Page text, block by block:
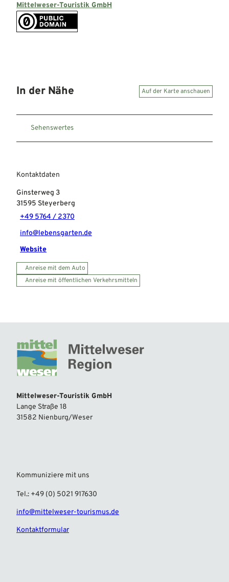
Mittelweser-Touristik GmbH
In der Nähe Auf der Karte anschauen
Sehenswertes
Kontaktdaten
Ginsterweg 3
31595 Steyerberg
+49 5764 / 2370
info@lebensgarten.de
Website
Anreise mit dem Auto
Anreise mit öffentlichen Verkehrsmitteln
Mittelweser-Touristik GmbH
Lange Straße 18
31582 Nienburg/Weser
Kommuniziere mit uns
Tel.: +49 (0) 5021 917630
info@mittelweser-tourismus.de
Kontaktformular